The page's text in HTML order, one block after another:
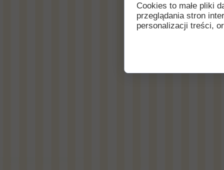
Cookies to małe pliki
przeglądania stron
personalizacji treści,